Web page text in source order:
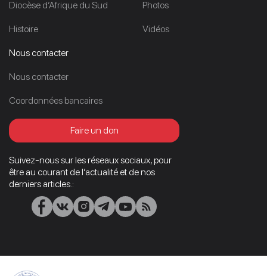
Diocèse d’Afrique du Sud
Histoire
Photos
Vidéos
Nous contacter
Nous contacter
Coordonnées bancaires
Faire un don
Suivez-nous sur les réseaux sociaux, pour
être au courant de l’actualité et de nos
derniers articles.: